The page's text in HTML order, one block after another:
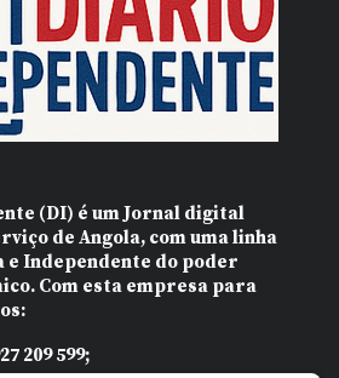
(DI) é um Jornal digital
de Angola, com uma linha
Independente do poder
Com esta empresa para
209 599;